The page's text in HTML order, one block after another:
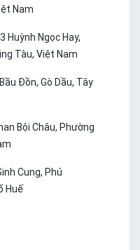
Nam
3 Huỳnh Ngọc Hay,
Tàu, Việt Nam
Đồn, Gò Dầu, Tây
Bội Châu, Phường
Cung, Phú
Huế